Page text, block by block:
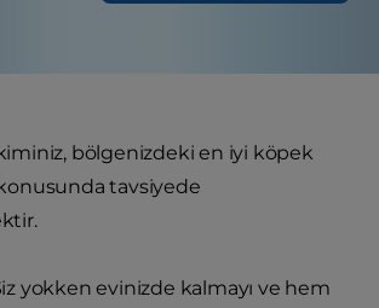
bölgenizdeki en iyi köpek
tavsiyede
yokken evinizde kalmayı ve hem